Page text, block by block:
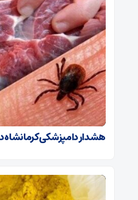
هشدار دامپزشکی کرمانشاه